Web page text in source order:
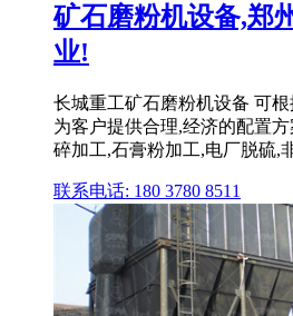
矿石磨粉机设备,郑
业!
长城重工矿石磨粉机设备 可
为客户提供合理,经济的配置
碎加工,石膏粉加工,电厂脱硫,
联系电话: 180 3780 8511